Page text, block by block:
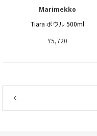
Marimekko
Tiara ボウル 500ml
¥5,720